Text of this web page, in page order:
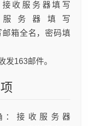
收服务器填写
服务器填写
邮箱全名，密码填
发163邮件。
：接收服务器